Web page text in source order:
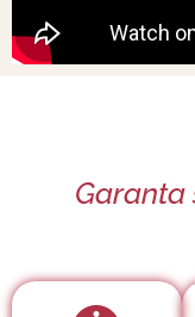
Garanta